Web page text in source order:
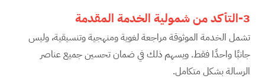
3-التأكد من شمولية الخدمة المقدمة
تشمل الخدمة الموثوقة مراجعة لغوية ومنهجية وتنسيقية، وليس
جانبًا واحدًا فقط. ويسهم ذلك في ضمان تحسين جميع عناصر
الرسالة بشكل متكامل.